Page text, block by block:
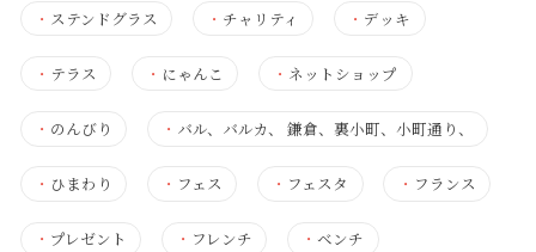
・ ステンドグラス ・ チャリティ ・ デッキ
・ テラス ・ にゃんこ ・ ネットショップ
・ のんびり ・ バル、バルカ、 鎌倉、裏小町、小町通り、
・ ひまわり ・ フェス ・ フェスタ ・ フランス
・ プレゼント ・ フレンチ ・ ベンチ